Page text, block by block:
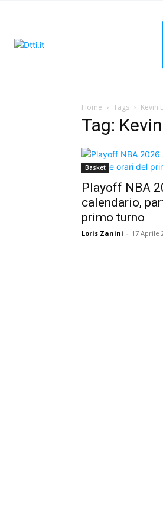
Home Tags Kevin
Tag:
Basket
Playoff NBA
calendario,
primo turno
Loris Zanini - 17 Aprile